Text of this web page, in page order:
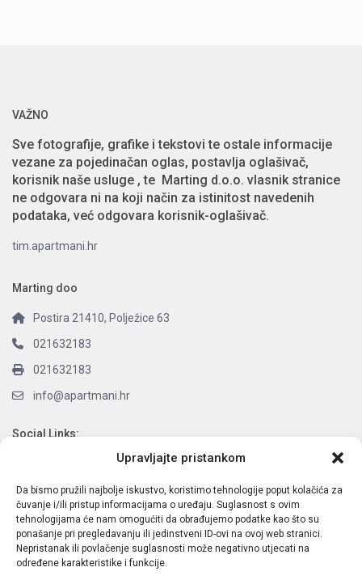
Upravljajte pristankom
Da bismo pružili najbolje iskustvo, koristimo tehnologije poput kolačića za
čuvanje i/ili pristup informacijama o uređaju. Suglasnost s ovim
tehnologijama će nam omogućiti da obrađujemo podatke kao što su
ponašanje pri pregledavanju ili jedinstveni ID-ovi na ovoj web stranici.
Nepristanak ili povlačenje suglasnosti može negativno utjecati na
određene karakteristike i funkcije.
VAŽNO
Sve fotografije, grafike i tekstovi te ostale informacije
vezane za pojedinačan oglas, postavlja oglašivač,
korisnik naše usluge , te Marting d.o.o. vlasnik stranice
ne odgovara ni na koji način za istinitost navedenih
podataka, već odgovara korisnik-oglašivač.
tim.apartmani.hr
Marting doo
Postira 21410, Polježice 63
021632183
021632183
info@apartmani.hr
Social Links:
Latest Listings
O NAMA: